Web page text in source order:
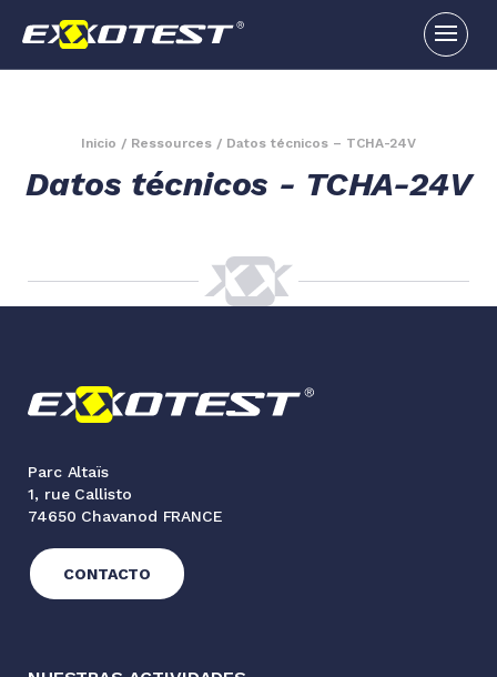
Inicio / Ressources / Datos técnicos – TCHA-24V
Datos técnicos - TCHA-24V
Parc Altaïs
1, rue Callisto
74650 Chavanod FRANCE
CONTACTO